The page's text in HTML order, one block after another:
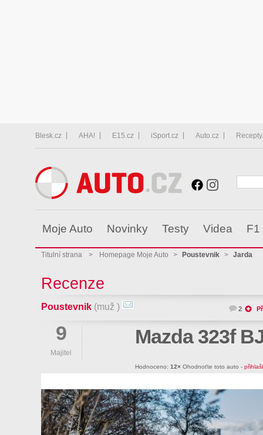
Blesk.cz AHA! E15.cz iSport.cz Auto.cz
Moje Auto Novinky Testy Videa F1
Titulní strana > Homepage Moje Auto > Poustevnik > Jarda
Recenze
Poustevnik (muž ) 2
9
Majitel
Mazda 323f
Hodnoceno: 12× Ohodnoťte toto auto -